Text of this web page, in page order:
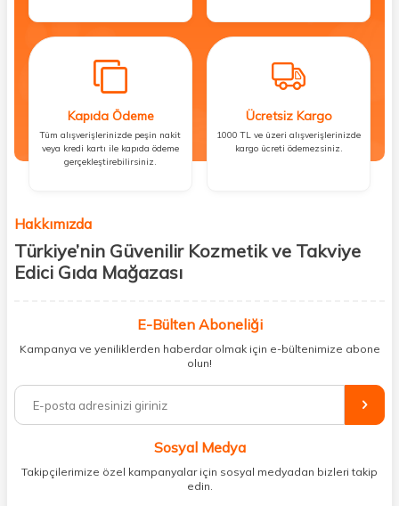
Kapıda Ödeme
Tüm alışverişlerinizde peşin nakit
veya kredi kartı ile kapıda ödeme
gerçekleştirebilirsiniz.
Ücretsiz Kargo
1000 TL ve üzeri alışverişlerinizde
kargo ücreti ödemezsiniz.
Hakkımızda
Türkiye’nin Güvenilir Kozmetik ve Takviye
Edici Gıda Mağazası
kişisel bakım hem de takviye edici gıda ürünlerini sizlerle
buluşturuyoruz. Artık mağaza mağaza dolaşmanıza gerek yok;
ihtiyacınız olan her şeyi tek bir çatı altında topluyor ve kapınıza kadar
%100 orijinal kozmetik ve sağlık ürünleriyle güzelliğinizi tamamlayabilir,
vücudunuzu desteklemek için güvenilir takviye edici gıdalara
minerallere kadar binlerce ürünü uygun fiyat ve hızlı kargo avantajıyla
sunuyoruz.
E-Bülten Aboneliği
Kampanya ve yeniliklerden haberdar olmak için e-bültenimize abone
olun!
Sosyal Medya
Takipçilerimize özel kampanyalar için sosyal medyadan bizleri takip
edin.